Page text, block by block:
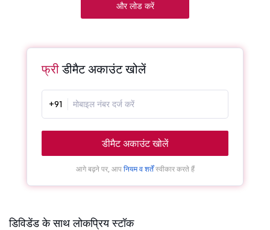
और लोड करें
फ्रीडीमैट अकाउंट खोलें
+91
डीमैट अकाउंट खोलें
आगे बढ़ने पर, आप नियम व शर्तेंस्वीकार करते हैं
डिविडेंड के साथ लोकप्रिय स्टॉक